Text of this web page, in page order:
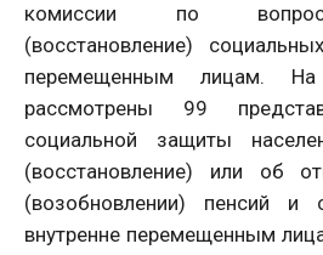
комиссии по
(восстановление)
перемещенным лицам.
рассмотрены 99
социальной защиты
(восстановление) или об
(возобновлении) пенсий и
внутренне перемещенным